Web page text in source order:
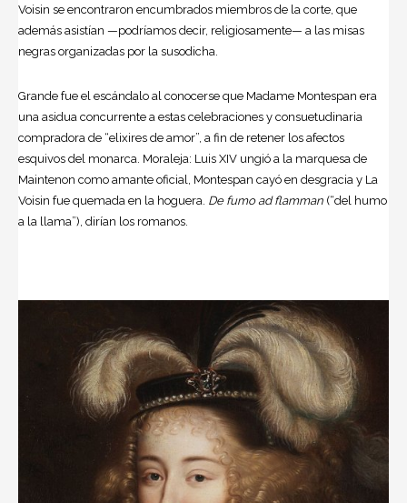
Voisin se encontraron encumbrados miembros de la corte, que
además asistían —podríamos decir, religiosamente— a las misas
negras organizadas por la susodicha.
Grande fue el escándalo al conocerse que Madame Montespan era
una asidua concurrente a estas celebraciones y consuetudinaria
compradora de “elixires de amor”, a fin de retener los afectos
esquivos del monarca. Moraleja: Luis XIV ungió a la marquesa de
Maintenon como amante oficial, Montespan cayó en desgracia y La
Voisin fue quemada en la hoguera. De fumo ad flamman (“del humo
a la llama”), dirían los romanos.